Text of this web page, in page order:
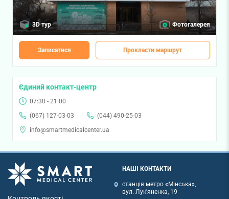
3D тур Фотогалерея
Записатися Прокласти маршрут
Єдиний контакт-центр
07:30 - 21:00
(067) 127-03-03
(044) 490-25-03
info@smartmedicalcenter.ua
НАШІ КОНТАКТИ
станція метро «Мінська»,
вул. Лук'яненка, 19